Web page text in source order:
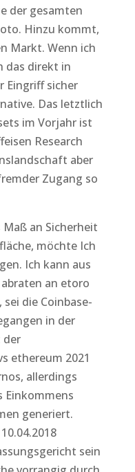
der gesamten
Hinzu kommt,
Markt. Wenn ich
das direkt in
Eingriff sicher
Das letztlich
im Vorjahr ist
Research
aber
Zugang so
an Sicherheit
möchte Ich
Ich kann aus
an etoro
die Coinbase-
in der
der
ethereum 2021
allerdings
Einkommens
generiert.
sein